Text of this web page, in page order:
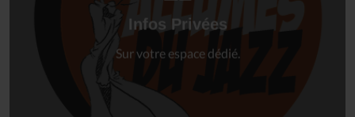
Infos Privées
Sur votre espace dédié.